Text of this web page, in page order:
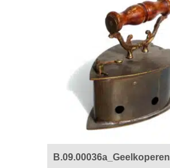
B.09.00036a_Geelkoperen